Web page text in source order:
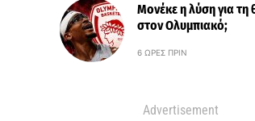
Μονέκε η λύση για τη
στον Ολυμπιακό;
6 ΏΡΕΣ ΠΡΙΝ
Advertisement